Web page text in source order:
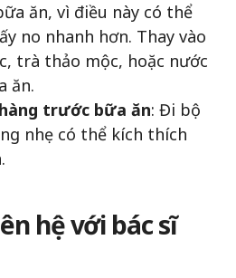
ăn, vì điều này có thể
no nhanh hơn. Thay vào
trà thảo mộc, hoặc nước
ăn.
trước bữa ăn: Đi bộ
nhẹ có thể kích thích
hệ với bác sĩ